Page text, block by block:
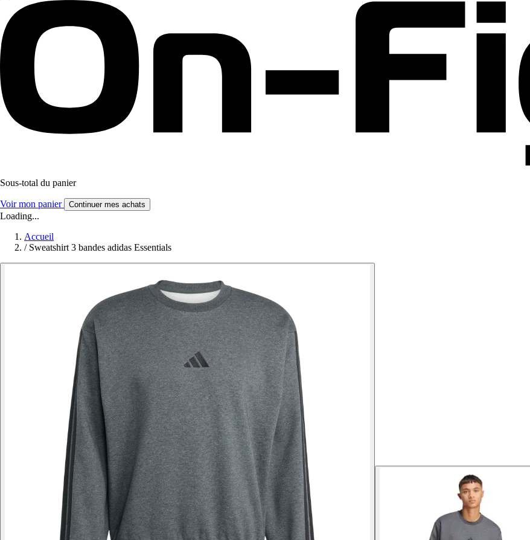
Sous-total du panier
Voir mon panier Continuer mes achats
Loading...
Accueil
/ Sweatshirt 3 bandes adidas Essentials